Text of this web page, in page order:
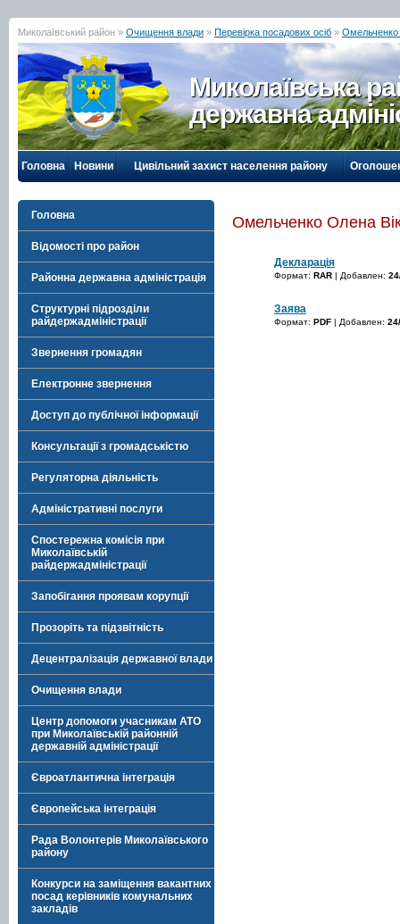
Миколаївський район » Очищення влади » Перевірка посадових осіб » Омельченко
Миколаївська
державна
Головна Новини Цивільний захист населення району
Головна
Відомості про район
Районна державна адміністрація
Структурні підрозділи
райдержадміністрації
Звернення громадян
Електронне звернення
Доступ до публічної інформації
Консультації з громадськістю
Регуляторна діяльність
Адміністративні послуги
Спостережна комісія при
Миколаївській
райдержадміністрації
Запобігання проявам корупції
Прозоріть та підзвітність
Децентралізація державної влади
Очищення влади
Центр допомоги учасникам АТО
при Миколаївській районній
державній адміністрації
Євроатлантична інтеграція
Європейська інтеграція
Рада Волонтерів Миколаївського
району
Конкурси на заміщення вакантних
посад керівників комунальних
закладів
Омельченко Олена
Декларація
Формат: RAR | Добавлен:
Заява
Формат: PDF | Добавлен: